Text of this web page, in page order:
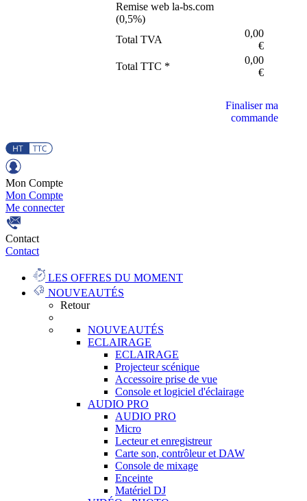
Remise web la-bs.com
(0,5%)
Total TVA
0,00
€
Total TTC *
0,00
€
Finaliser ma
commande
Mon Compte
Mon Compte
Me connecter
Contact
Contact
LES OFFRES DU MOMENT
NOUVEAUTÉS
Retour
NOUVEAUTÉS
ECLAIRAGE
ECLAIRAGE
Projecteur scénique
Accessoire prise de vue
Console et logiciel d'éclairage
AUDIO PRO
AUDIO PRO
Micro
Lecteur et enregistreur
Carte son, contrôleur et DAW
Console de mixage
Enceinte
Matériel DJ